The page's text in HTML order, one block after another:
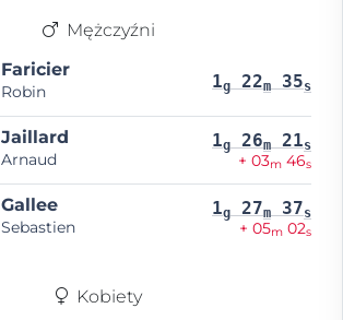
Mężczyźni
Faricier
Robin 1g 22m 35s
Jaillard
Arnaud
1g 26m 21s
+ 03m 46s
Gallee
Sebastien
1g 27m 37s
+ 05m 02s
Kobiety